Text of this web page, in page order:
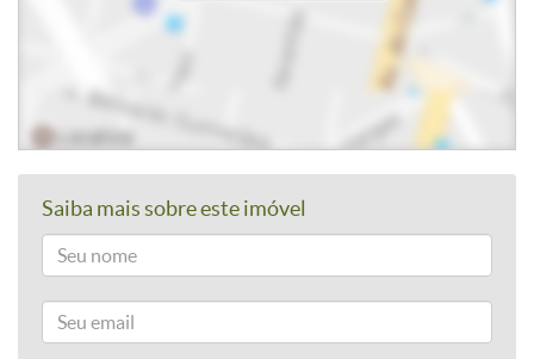
Saiba mais sobre este imóvel